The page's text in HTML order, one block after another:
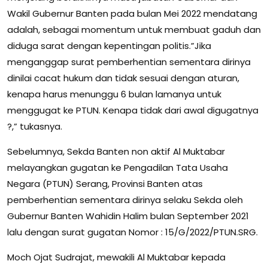
Wakil Gubernur Banten pada bulan Mei 2022 mendatang
adalah, sebagai momentum untuk membuat gaduh dan
diduga sarat dengan kepentingan politis.”Jika
menganggap surat pemberhentian sementara dirinya
dinilai cacat hukum dan tidak sesuai dengan aturan,
kenapa harus menunggu 6 bulan lamanya untuk
menggugat ke PTUN. Kenapa tidak dari awal digugatnya
?,” tukasnya.
Sebelumnya, Sekda Banten non aktif Al Muktabar
melayangkan gugatan ke Pengadilan Tata Usaha
Negara (PTUN) Serang, Provinsi Banten atas
pemberhentian sementara dirinya selaku Sekda oleh
Gubernur Banten Wahidin Halim bulan September 2021
lalu dengan surat gugatan Nomor : 15/G/2022/PTUN.SRG.
Moch Ojat Sudrajat, mewakili Al Muktabar kepada